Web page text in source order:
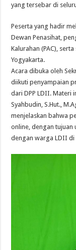
yang tersebar di
Peserta yang hadir
Dewan Penasihat,
Kalurahan (PAC),
Yogyakarta.
Acara dibuka oleh
diikuti penyampaian
dari DPP LDII. Materi
Syahbudin, S.Hut.,
menjelaskan bahwa
online, dengan tujuan
dengan warga LDII di